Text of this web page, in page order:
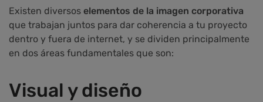
Existen diversos elementos de la imagen corporativa
que trabajan juntos para dar coherencia a tu proyecto
dentro y fuera de internet, y se dividen principalmente
en dos áreas fundamentales que son:
Visual y diseño